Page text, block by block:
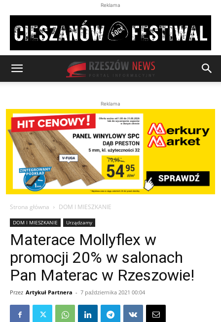
Reklama
Reklama
Strona główna DOM I MIESZKANIE
DOM I MIESZKANIE Urządzamy
Materace Mollyflex w
promocji 20% w salonach
Pan Materac w Rzeszowie!
Przez Artykuł Partnera - 7 października 2021 00:04